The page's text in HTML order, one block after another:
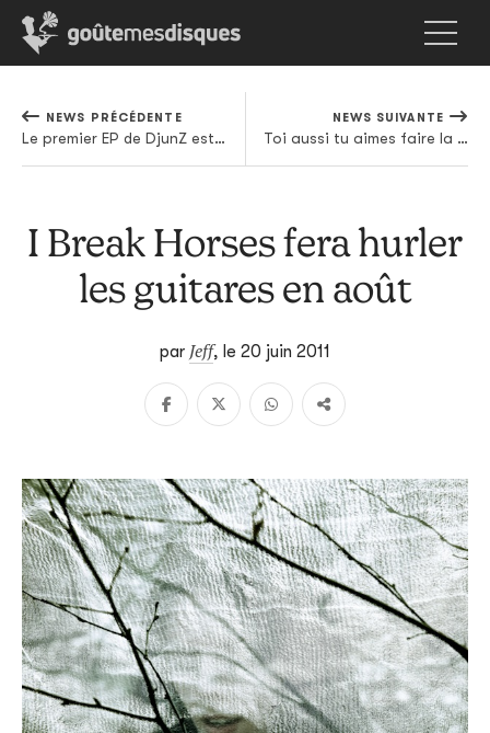
NEWS PRÉCÉDENTE
Le premier EP de DjunZ est disponible gratuitement!
NEWS SUIVANTE
Toi aussi tu aimes faire la sieste électronique?
I Break Horses fera hurler
les guitares en août
par Jeff, le 20 juin 2011